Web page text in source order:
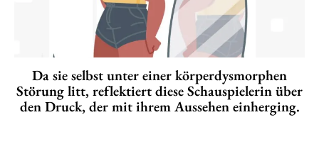
Da sie selbst unter einer körperdysmorphen
Störung litt, reflektiert diese Schauspielerin über
den Druck, der mit ihrem Aussehen einherging.